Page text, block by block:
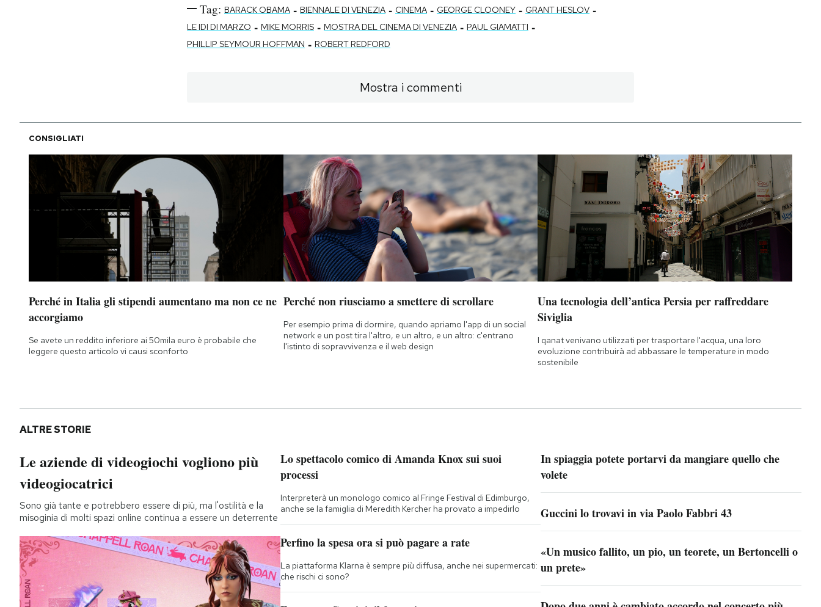
Tag: BARACK OBAMA - BIENNALE DI VENEZIA - CINEMA - GEORGE CLOONEY - GRANT HESLOV -
LE IDI DI MARZO - MIKE MORRIS - MOSTRA DEL CINEMA DI VENEZIA - PAUL GIAMATTI -
PHILLIP SEYMOUR HOFFMAN - ROBERT REDFORD
Mostra i commenti
CONSIGLIATI
Perché in Italia gli stipendi aumentano ma non ce ne
accorgiamo
Se avete un reddito inferiore ai 50mila euro è probabile che
leggere questo articolo vi causi sconforto
Perché non riusciamo a smettere di scrollare
Per esempio prima di dormire, quando apriamo l'app di un social
network e un post tira l'altro, e un altro, e un altro: c'entrano
l'istinto di sopravvivenza e il web design
Una tecnologia dell’antica Persia per raffreddare
Siviglia
I qanat venivano utilizzati per trasportare l'acqua, una loro
evoluzione contribuirà ad abbassare le temperature in modo
sostenibile
ALTRE STORIE
Le aziende di videogiochi vogliono più
videogiocatrici
Sono già tante e potrebbero essere di più, ma l'ostilità e la
misoginia di molti spazi online continua a essere un deterrente
Lo spettacolo comico di Amanda Knox sui suoi
processi
Interpreterà un monologo comico al Fringe Festival di Edimburgo,
anche se la famiglia di Meredith Kercher ha provato a impedirlo
Perfino la spesa ora si può pagare a rate
La piattaforma Klarna è sempre più diffusa, anche nei supermercati:
che rischi ci sono?
In spiaggia potete portarvi da mangiare quello che
volete
Guccini lo trovavi in via Paolo Fabbri 43
«Un musico fallito, un pio, un teorete, un Bertoncelli o
un prete»